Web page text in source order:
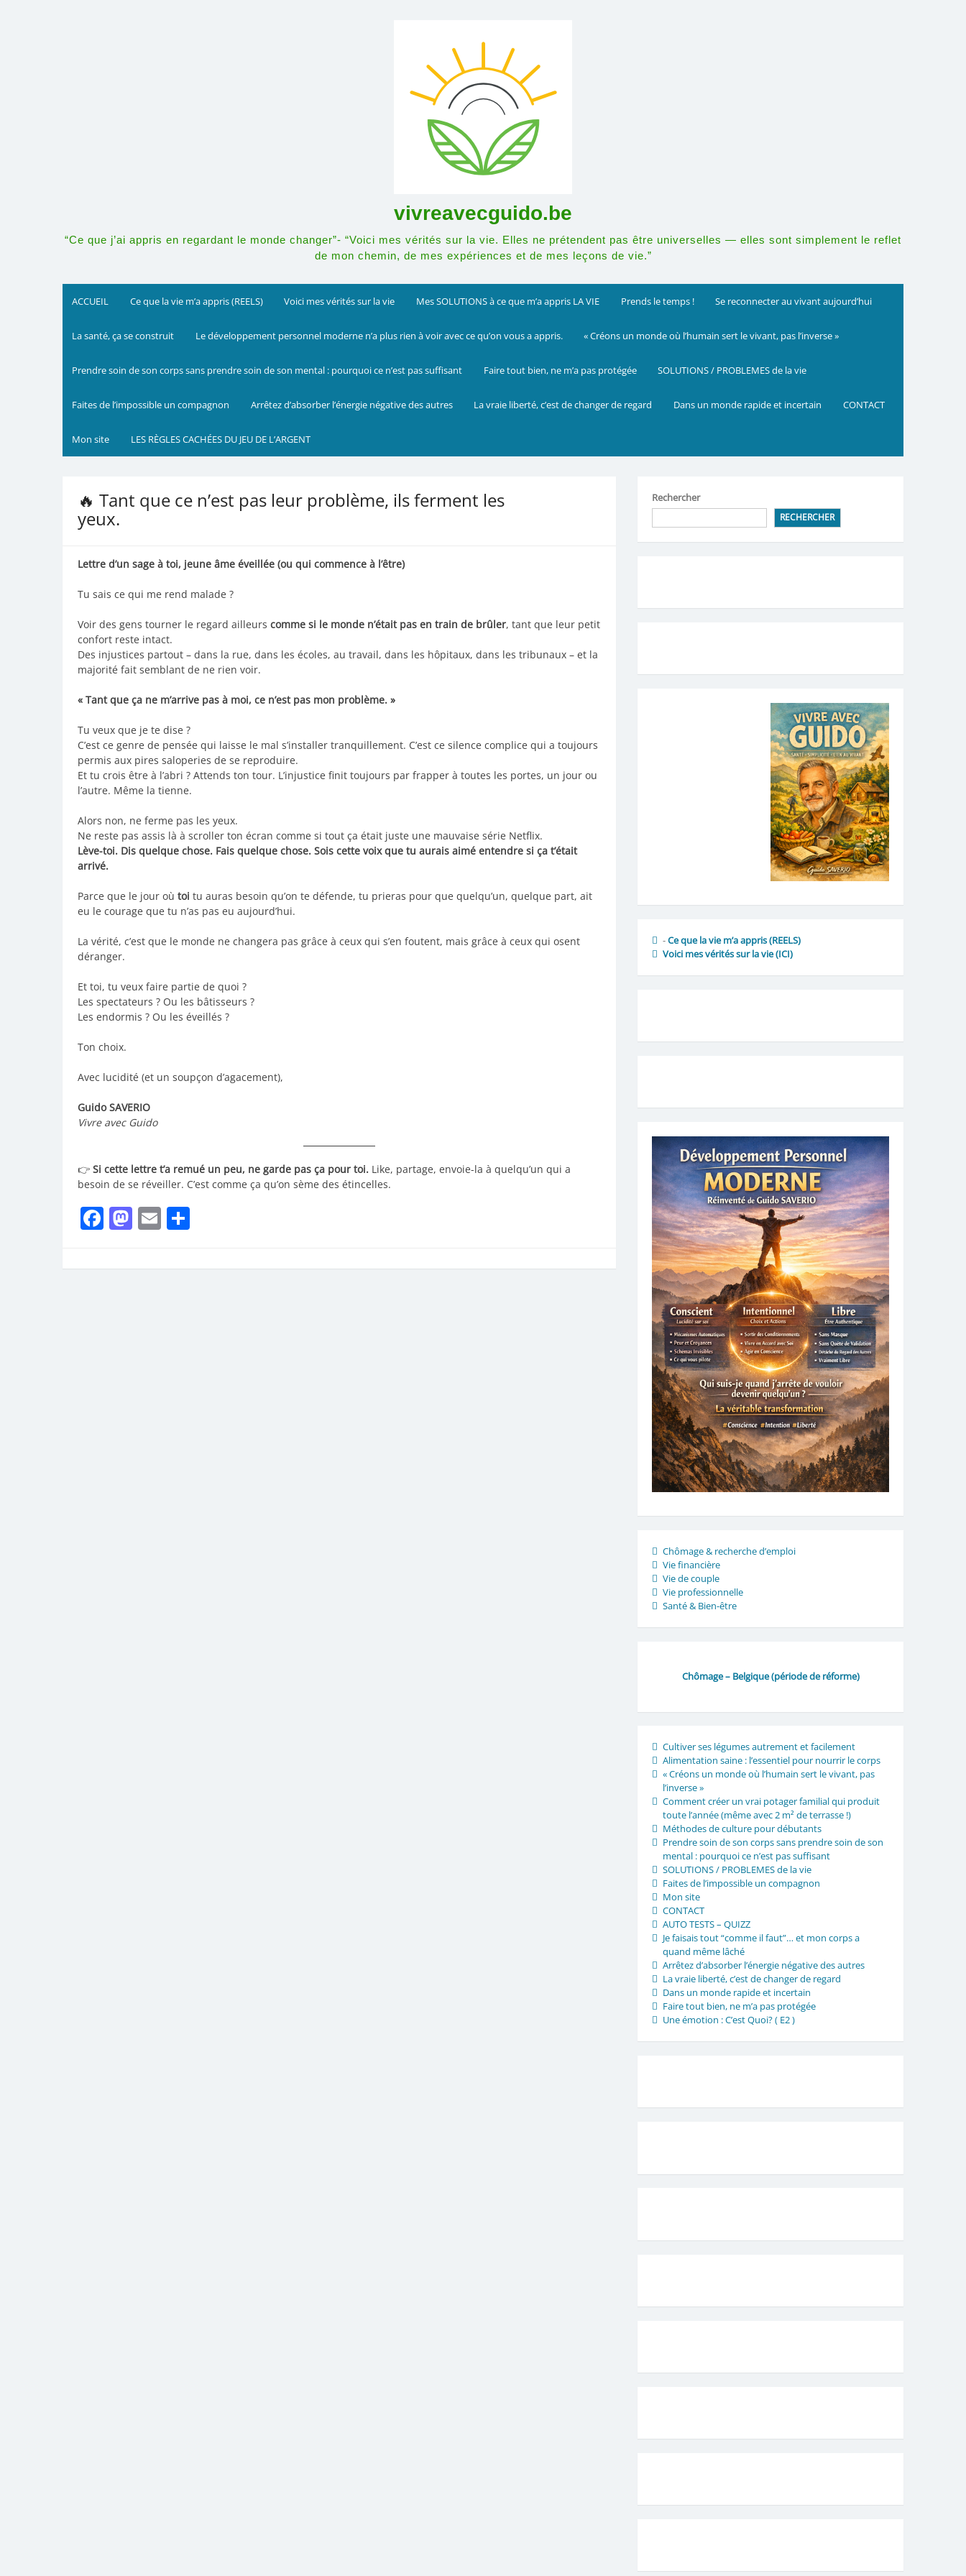
vivreavecguido.be
“Ce que j’ai appris en regardant le monde changer”- “Voici mes vérités sur la vie. Elles ne prétendent pas être universelles — elles sont simplement le reflet
de mon chemin, de mes expériences et de mes leçons de vie.”
ACCUEIL Ce que la vie m’a appris (REELS) Voici mes vérités sur la vie Mes SOLUTIONS à ce que m’a appris LA VIE Prends le temps ! Se reconnecter au vivant aujourd’hui
La santé, ça se construit Le développement personnel moderne n’a plus rien à voir avec ce qu’on vous a appris. « Créons un monde où l’humain sert le vivant, pas l’inverse »
Prendre soin de son corps sans prendre soin de son mental : pourquoi ce n’est pas suffisant Faire tout bien, ne m’a pas protégée SOLUTIONS / PROBLEMES de la vie
Faites de l’impossible un compagnon Arrêtez d’absorber l’énergie négative des autres La vraie liberté, c’est de changer de regard Dans un monde rapide et incertain CONTACT
Mon site LES RÈGLES CACHÉES DU JEU DE L’ARGENT
🔥 Tant que ce n’est pas leur problème, ils ferment les
yeux.
Lettre d’un sage à toi, jeune âme éveillée (ou qui commence à l’être)
Tu sais ce qui me rend malade ?
Voir des gens tourner le regard ailleurs comme si le monde n’était pas en train de brûler, tant que leur petit
confort reste intact.
Des injustices partout – dans la rue, dans les écoles, au travail, dans les hôpitaux, dans les tribunaux – et la
majorité fait semblant de ne rien voir.
« Tant que ça ne m’arrive pas à moi, ce n’est pas mon problème. »
Tu veux que je te dise ?
C’est ce genre de pensée qui laisse le mal s’installer tranquillement. C’est ce silence complice qui a toujours
permis aux pires saloperies de se reproduire.
Et tu crois être à l’abri ? Attends ton tour. L’injustice finit toujours par frapper à toutes les portes, un jour ou
l’autre. Même la tienne.
Alors non, ne ferme pas les yeux.
Ne reste pas assis là à scroller ton écran comme si tout ça était juste une mauvaise série Netflix.
Lève-toi. Dis quelque chose. Fais quelque chose. Sois cette voix que tu aurais aimé entendre si ça t’était
arrivé.
Parce que le jour où toi tu auras besoin qu’on te défende, tu prieras pour que quelqu’un, quelque part, ait
eu le courage que tu n’as pas eu aujourd’hui.
La vérité, c’est que le monde ne changera pas grâce à ceux qui s’en foutent, mais grâce à ceux qui osent
déranger.
Et toi, tu veux faire partie de quoi ?
Les spectateurs ? Ou les bâtisseurs ?
Les endormis ? Ou les éveillés ?
Ton choix.
Avec lucidité (et un soupçon d’agacement),
Guido SAVERIO
Vivre avec Guido
👉 Si cette lettre t’a remué un peu, ne garde pas ça pour toi. Like, partage, envoie-la à quelqu’un qui a
besoin de se réveiller. C’est comme ça qu’on sème des étincelles.
Facebook
Mastodon
Email
Rechercher
RECHERCHER
-Ce que la vie m’a appris (REELS)
Voici mes vérités sur la vie(ICI)
Chômage & recherche d’emploi
Vie financière
Vie de couple
Vie professionnelle
Santé & Bien-être
Chômage – Belgique (période de réforme)
Cultiver ses légumes autrement et facilement
Alimentation saine : l’essentiel pour nourrir le corps
« Créons un monde où l’humain sert le vivant, pas
l’inverse »
Comment créer un vrai potager familial qui produit
toute l’année (même avec 2 m² de terrasse !)
Méthodes de culture pour débutants
Prendre soin de son corps sans prendre soin de son
mental : pourquoi ce n’est pas suffisant
SOLUTIONS / PROBLEMES de la vie
Faites de l’impossible un compagnon
Mon site
CONTACT
AUTO TESTS – QUIZZ
Je faisais tout “comme il faut”… et mon corps a
quand même lâché
Arrêtez d’absorber l’énergie négative des autres
La vraie liberté, c’est de changer de regard
Dans un monde rapide et incertain
Faire tout bien, ne m’a pas protégée
Une émotion : C’est Quoi? ( E2 )